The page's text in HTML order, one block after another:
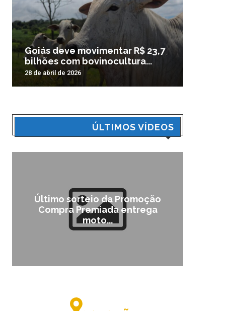
Goiás deve movimentar R$ 23,7
bilhões com bovinocultura...
28 de abril de 2026
ÚLTIMOS VÍDEOS
Último sorteio da Promoção
Compra Premiada entrega
moto...